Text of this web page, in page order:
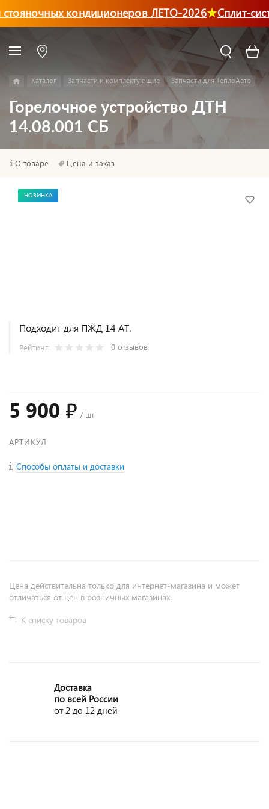
кондиционеров ЛЕТО-2026 Сплит-
Каталог Запчасти и комплектующие Запчасти для ТеплоАвто
Горелочное устройство ДТН
14.08.001 СБ
О товаре Цена и заказ
НОВИНКА
Подходит для ПЖД 14 АТ.
Рейтинг: 0 отзывов
5 900 ₽ / шт
АРТИКУЛ
Способы оплаты и доставки
Цена действительна только для интернет-магазина и может
отличаться от цен в розничных магазинах.
К списку товаров
Доставка
по всей России
от 2 до 12 дней